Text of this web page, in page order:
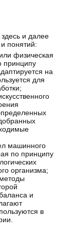
и далее
понятий:
физическая
принципу
на
для
машинного
по принципу
организма;
и
в